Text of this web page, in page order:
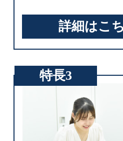
詳細はこ
特長3